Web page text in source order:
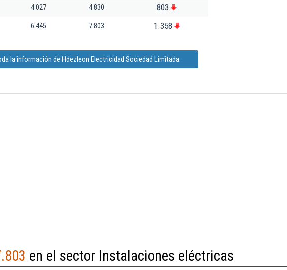
4.027 4.830 803
6.445 7.803 1.358
la información de Hdezleon Electricidad Sociedad Limitada.
en el sector Instalaciones eléctricas